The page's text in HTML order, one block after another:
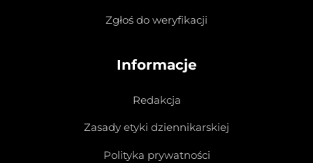
Zgłoś do weryfikacji
Informacje
Redakcja
Zasady etyki dziennikarskiej
Polityka prywatności